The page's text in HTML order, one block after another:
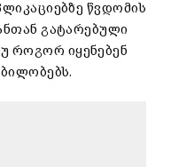
წვდომის
გატარებული
როგორ იყენებენ